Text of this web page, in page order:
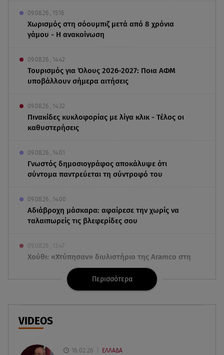
09.08.26 , 15:16
Χωρισμός στη σόουμπιζ μετά από 8 χρόνια
γάμου - Η ανακοίνωση
09.08.26 , 14:42
Τουρισμός για Όλους 2026-2027: Ποια ΑΦΜ
υποβάλλουν σήμερα αιτήσεις
09.08.26 , 14:32
Πινακίδες κυκλοφορίας με λίγα κλικ - Τέλος οι
καθυστερήσεις
09.08.26 , 14:01
Γνωστός δημοσιογράφος αποκάλυψε ότι
σύντομα παντρεύεται τη σύντροφό του
09.08.26 , 14:00
Αδιάβροχη μάσκαρα: αφαίρεσε την χωρίς να
ταλαιπωρείς τις βλεφερίδες σου
09.08.26 , 13:47
Χούθι: «Χτύπησαν» διυλιστήριο της Aramco στη
Σαουδική Αραβία
Μήλος: Ελικόπτερο προσγειώθηκε στο
Μαντόνα για Γουίλιαμ Όρμπιτ: «Η μουσική σου
Περισσότερα
VIDEOS
16.02.26 ΕΛΛΑΔΑ